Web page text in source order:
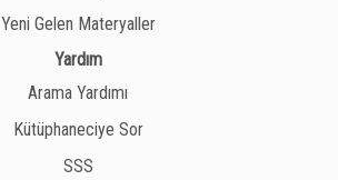
Yeni Gelen Materyaller
Yardım
Arama Yardımı
Kütüphaneciye Sor
SSS